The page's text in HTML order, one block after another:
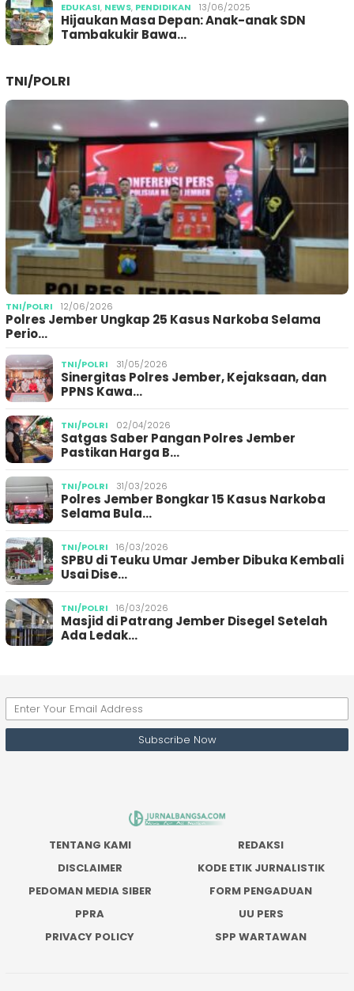
EDUKASI, NEWS, PENDIDIKAN 13/06/2025
Hijaukan Masa Depan: Anak-anak SDN
Tambakukir Bawa…
TNI/POLRI
TNI/POLRI 12/06/2026
Polres Jember Ungkap 25 Kasus Narkoba Selama
Perio…
TNI/POLRI 31/05/2026
Sinergitas Polres Jember, Kejaksaan, dan
PPNS Kawa…
TNI/POLRI 02/04/2026
Satgas Saber Pangan Polres Jember
Pastikan Harga B…
TNI/POLRI 31/03/2026
Polres Jember Bongkar 15 Kasus Narkoba
Selama Bula…
TNI/POLRI 16/03/2026
SPBU di Teuku Umar Jember Dibuka Kembali
Usai Dise…
TNI/POLRI 16/03/2026
Masjid di Patrang Jember Disegel Setelah
Ada Ledak…
TENTANG KAMI
REDAKSI
DISCLAIMER
KODE ETIK JURNALISTIK
PEDOMAN MEDIA SIBER
FORM PENGADUAN
PPRA
UU PERS
PRIVACY POLICY
SPP WARTAWAN